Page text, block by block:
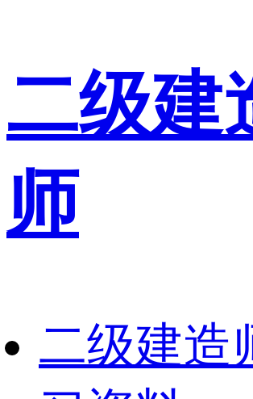
二级建
师
二级建造